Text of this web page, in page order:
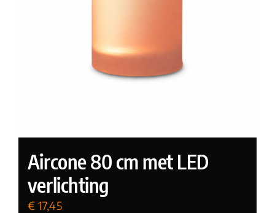
Aircone 80 cm met LED
verlichting
€ 17,45